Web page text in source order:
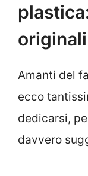
Amanti del
ecco
dedicarsi,
davvero